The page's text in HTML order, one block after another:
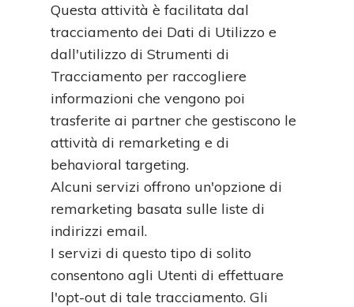
Questa attività è facilitata dal
tracciamento dei Dati di Utilizzo e
dall'utilizzo di Strumenti di
Tracciamento per raccogliere
informazioni che vengono poi
trasferite ai partner che gestiscono le
attività di remarketing e di
behavioral targeting.
Alcuni servizi offrono un'opzione di
remarketing basata sulle liste di
indirizzi email.
I servizi di questo tipo di solito
consentono agli Utenti di effettuare
l'opt-out di tale tracciamento. Gli